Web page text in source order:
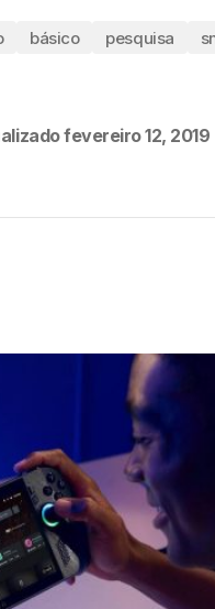
básico pesquisa
fevereiro 12, 2019